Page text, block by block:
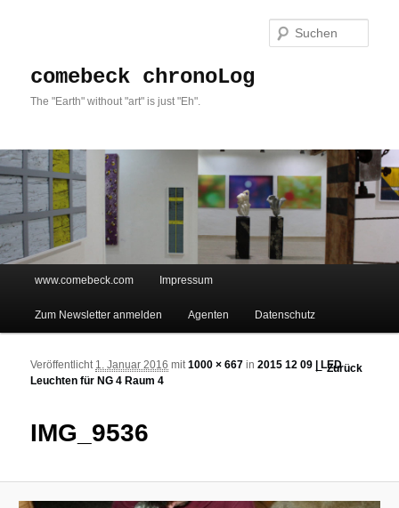
comebeck chronoLog
The "Earth" without "art" is just "Eh".
Zum Inhalt wechseln
Zum sekundären Inhalt wechseln
www.comebeck.com Impressum
Zum Newsletter anmelden Agenten Datenschutz
Bilder-
← Zurück
IMG_9536
Veröffentlicht 1. Januar 2016 mit1000 × 667 in2015 12 09 | LED
Leuchten für NG 4 Raum 4